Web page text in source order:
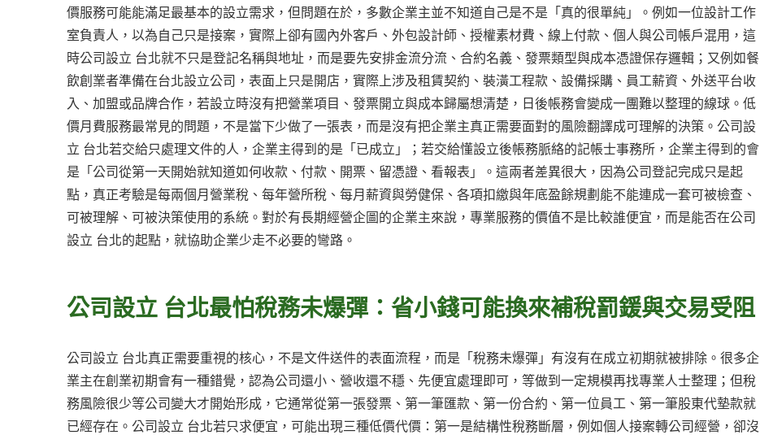
價服務可能能滿足最基本的設立需求，但問題在於，多數企業主並不知道自己是不是「真的很單純」。例如一位設計工作
室負責人，以為自己只是接案，實際上卻有國內外客戶、外包設計師、授權素材費、線上付款、個人與公司帳戶混用，這
時公司設立 台北就不只是登記名稱與地址，而是要先安排金流分流、合約名義、發票類型與成本憑證保存邏輯；又例如餐
飲創業者準備在台北設立公司，表面上只是開店，實際上涉及租賃契約、裝潢工程款、設備採購、員工薪資、外送平台收
入、加盟或品牌合作，若設立時沒有把營業項目、發票開立與成本歸屬想清楚，日後帳務會變成一團難以整理的線球。低
價月費服務最常見的問題，不是當下少做了一張表，而是沒有把企業主真正需要面對的風險翻譯成可理解的決策。公司設
立 台北若交給只處理文件的人，企業主得到的是「已成立」；若交給懂設立後帳務脈絡的記帳士事務所，企業主得到的會
是「公司從第一天開始就知道如何收款、付款、開票、留憑證、看報表」。這兩者差異很大，因為公司登記完成只是起
點，真正考驗是每兩個月營業稅、每年營所稅、每月薪資與勞健保、各項扣繳與年底盈餘規劃能不能連成一套可被檢查、
可被理解、可被決策使用的系統。對於有長期經營企圖的企業主來說，專業服務的價值不是比較誰便宜，而是能否在公司
設立 台北的起點，就協助企業少走不必要的彎路。
公司設立 台北最怕稅務未爆彈：省小錢可能換來補稅罰鍰與交易受阻
公司設立 台北真正需要重視的核心，不是文件送件的表面流程，而是「稅務未爆彈」有沒有在成立初期就被排除。很多企
業主在創業初期會有一種錯覺，認為公司還小、營收還不穩、先便宜處理即可，等做到一定規模再找專業人士整理；但稅
務風險很少等公司變大才開始形成，它通常從第一張發票、第一筆匯款、第一份合約、第一位員工、第一筆股東代墊款就
已經存在。公司設立 台北若只求便宜，可能出現三種低價代價：第一是結構性稅務斷層，例如個人接案轉公司經營，卻沒